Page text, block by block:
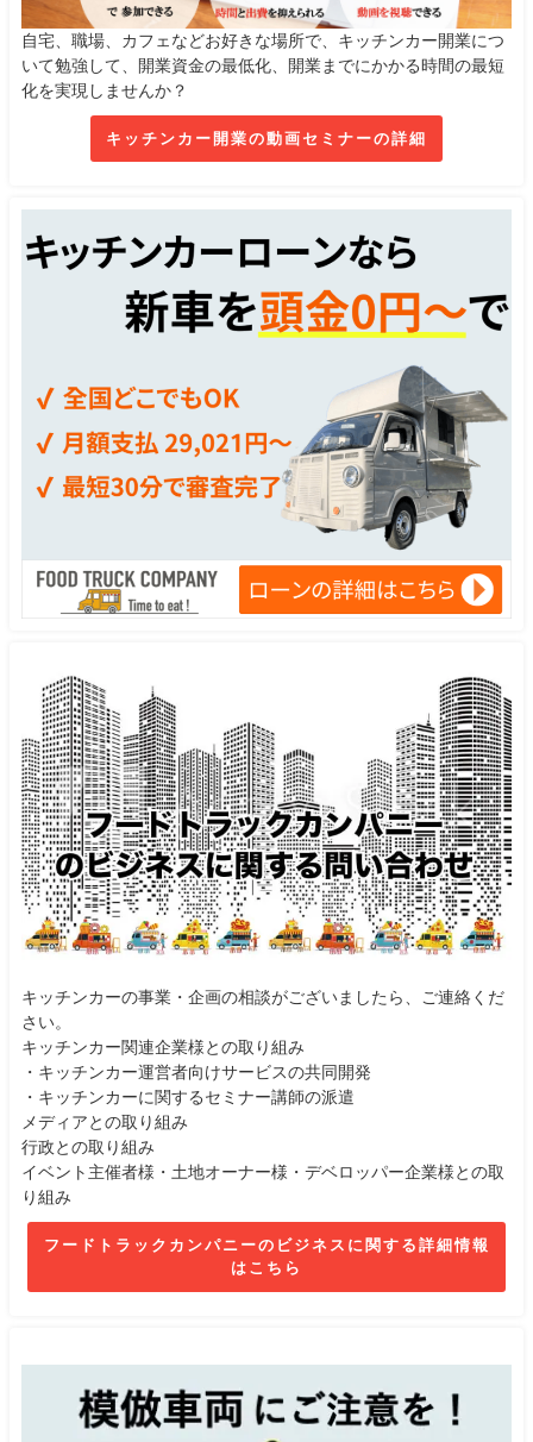
自宅、職場、カフェなどお好きな場所で、キッチンカー開業につ
いて勉強して、開業資金の最低化、開業までにかかる時間の最短
化を実現しませんか？
キッチンカー開業の動画セミナーの詳細
キッチンカーの事業・企画の相談がございましたら、ご連絡くだ
さい。
キッチンカー関連企業様との取り組み
・キッチンカー運営者向けサービスの共同開発
・キッチンカーに関するセミナー講師の派遣
メディアとの取り組み
行政との取り組み
イベント主催者様・土地オーナー様・デベロッパー企業様との取
り組み
フードトラックカンパニーのビジネスに関する詳細情報
はこちら